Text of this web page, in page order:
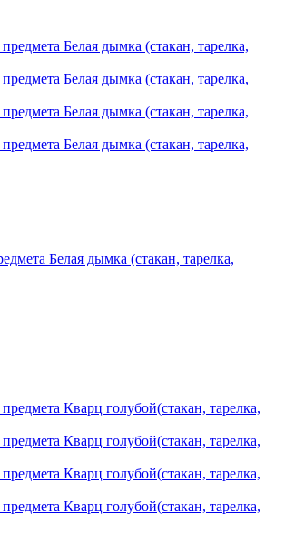
Белая дымка (стакан, тарелка,